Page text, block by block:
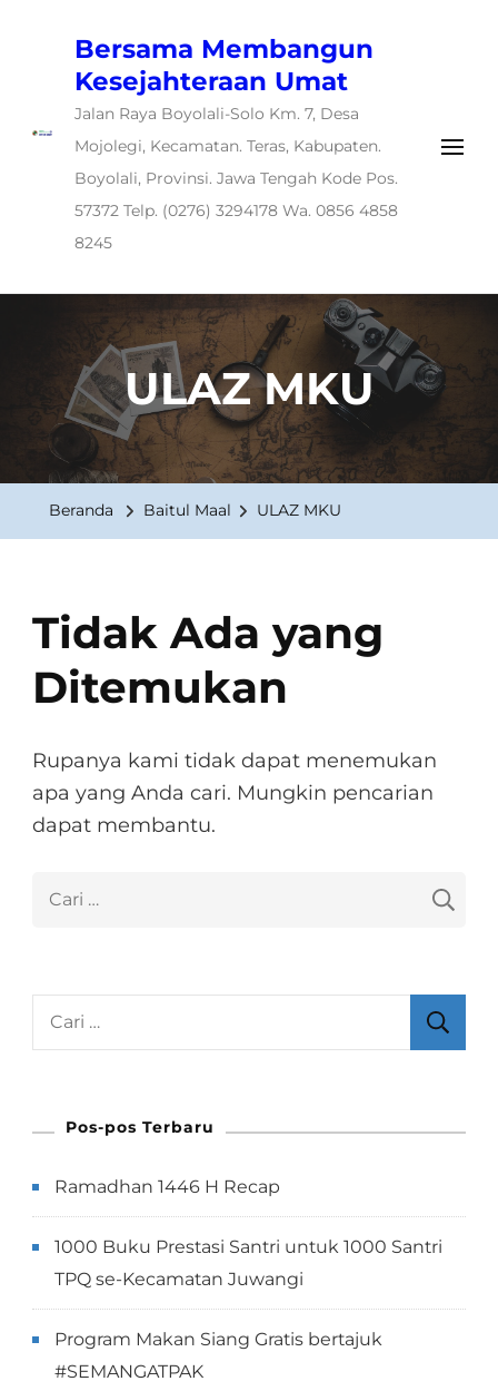
Bersama Membangun
Kesejahteraan Umat
Jalan Raya Boyolali-Solo Km. 7, Desa
Mojolegi, Kecamatan. Teras, Kabupaten.
Boyolali, Provinsi. Jawa Tengah Kode Pos.
57372 Telp. (0276) 3294178 Wa. 0856 4858
8245
ULAZ MKU
Beranda Baitul Maal ULAZ MKU
Tidak Ada yang
Ditemukan
Rupanya kami tidak dapat menemukan
apa yang Anda cari. Mungkin pencarian
dapat membantu.
Cari
Cari
Pos-pos Terbaru
Ramadhan 1446 H Recap
1000 Buku Prestasi Santri untuk 1000 Santri
TPQ se-Kecamatan Juwangi
Program Makan Siang Gratis bertajuk
#SEMANGATPAK